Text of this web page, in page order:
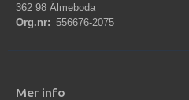
362 98 Älmeboda
Org.nr: 556676-2075
Mer info